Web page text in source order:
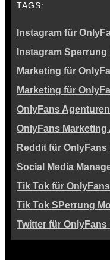
TAGS:
Instagram für
Instagram Sperrung
Marketing für
Marketing für
OnlyFans Agenturen
OnlyFans Marketing
Reddit für OnlyFans
Social Media
Tik Tok für
Tik Tok SPerrung
Twitter für OnlyFans